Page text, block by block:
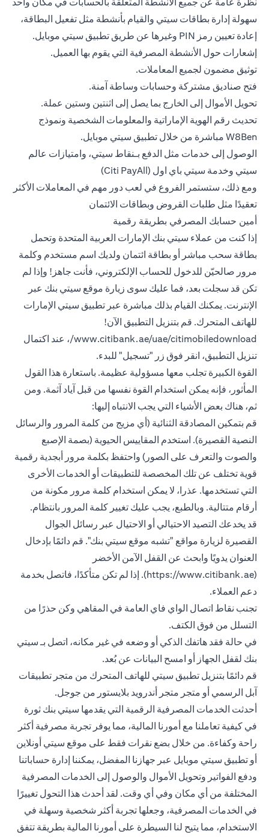
سهولة إدارة بطاقات سيتي والقيام بأنشطة مثل تفعيل البطاقة،
إعادة تعيين رمز PIN وغيرها عن طريق تطبيق سيتي موبايل.
إشعارات حول الأنشطة المصرفية التي يقوم بها العميل.
توثيق مضمون لجميع المعاملات.
فتح صناديق مشتركة وحسابات وساطة آمنة.
تحويل الأموال إلى الخارج بما يصل إلى اثنتين وستين عملة.
تحديث رقم الهوية الإماراتية والمعلومات الشخصية ونموذج
W8Ben مباشرة من خلال تطبيق سيتي موبايل.
الوصول إلى خدمات مثل الدفع بـنقاط سيتي، وامتيازات عالم
سيتي وخدمة سيتي باي اول (Citi PayAll)
ومع ذلك، ستستمر الفروع في لعب دور مهم في المعاملات الأكثر
تعقيدًا مثل طلبات القروض وبطاقات الائتمان
أمين حسابك المصرفي بطريقة رقمية
إذا كنت من عملاء سيتي بنك الإمارات العربية المتحدة وتحمل
بطاقة سحب مباشر أو بطاقة ائتمان ولديك اسم مستخدم وكلمة
مرور صالحيّن للدخول للحساب الإلكتروني، فأنت جاهز! وإذا لم
تكن قد سجلت بعد، فما عليك سوى زيارة موقع سيتي بنك عبر
الإنترنت. يمكنك القيام بذلك مباشرة عبر تطبيق سيتي الإمارات
للهاتف المتحرك. قم بتنزيل التطبيق الآن!
www.citibank.ae/uae/citimobiledownload/، عند اكتمال
تنزيل التطبيق، انقر فوق زر "تسجيل" للبدء.
القوة الكبيرة تجلب معها مسؤولية عظيمة. باستعارة هذا القول
المأثور، فإنه يمكن استخدام القوة نفسها من قبل آياد آثمة. ومن
ثم، هناك بعض الأشياء التي يجب الانتباه إليها:
قم بتمكين المصادقة الثنائية (أي مزيج من كلمة المرور والرسائل
النصية القصيرة). استخدم المقاييس الحيوية (بصمة الإصبع
والصوت والتعرف على الصور) واحتفظ بكلمة مرور أبجدية رقمية
قوية تختلف عن تلك المخصصة للتطبيقات أو الخدمات الأخرى
التي تستخدمها. عذرا، لا يمكن استخدام كلمة مرور مكونة من
أرقام متتالية. وبالطبع، يجب عليك تغيير كلمة المرور بانتظام.
قد يخدعك التصيد الاحتيالي أو الاحتيال عبر رسائل الجوال
القصيرة لزيارة مواقع "تشبه موقع سيتي بنك". قم دائمًا بإدخال
العنوان يدويًا وابحث عن القفل الآمن الأخضر
(https://www.citibank.ae). إذا لم تكن متأكدًا، فاتصل بخدمة
دعم العملاء.
تجنب نقاط اتصال الواي فاي العامة في المقاهي وكن حذرًا من
التسلل من فوق الكتف.
في حالة فقد هاتفك الذكي أو وضعه في غير مكانه، اتصل بـ سيتي
بنك لقفل الجهاز أو امسح البيانات عن بُعد.
قم دائمًا بتنزيل تطبيق سيتي للهاتف المتحرك من متجر تطبيقات
آبل الرسمي أو متجر متجر أندرويد بلايستور من جوجل.
أحدثت الخدمات المصرفية الرقمية التي يقدمها سيتي بنك ثورة
في كيفية تعاملنا مع أمورنا المالية، مما يوفر تجربة مصرفية أكثر
راحة وكفاءة. من خلال بضع نقرات فقط على موقع سيتي أونلاين
أو تطبيق سيتي موبايل عبر جهازنا المفضل، يمكننا إدارة حساباتنا
ودفع الفواتير وتحويل الأموال والوصول إلى الخدمات المصرفية
المختلفة من أي مكان وفي أي وقت. لقد أحدث هذا التحول تغييرًا
في الخدمات المصرفية، وجعلها تجربة أكثر شخصية وسهلة في
الاستخدام، مما يتيح لنا السيطرة على أمورنا المالية بطريقة تتفق